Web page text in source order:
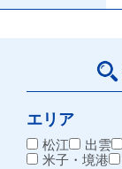
エリア
松江 出雲
米子・境港